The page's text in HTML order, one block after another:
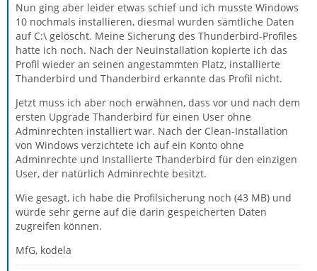
Nun ging aber leider etwas schief und ich musste Windows
10 nochmals installieren, diesmal wurden sämtliche Daten
auf C:\ gelöscht. Meine Sicherung des Thunderbird-Profiles
hatte ich noch. Nach der Neuinstallation kopierte ich das
Profil wieder an seinen angestammten Platz, installierte
Thanderbird und Thanderbird erkannte das Profil nicht.
Jetzt muss ich aber noch erwähnen, dass vor und nach dem
ersten Upgrade Thanderbird für einen User ohne
Adminrechten installiert war. Nach der Clean-Installation
von Windows verzichtete ich auf ein Konto ohne
Adminrechte und Installierte Thanderbird für den einzigen
User, der natürlich Adminrechte besitzt.
Wie gesagt, ich habe die Profilsicherung noch (43 MB) und
würde sehr gerne auf die darin gespeicherten Daten
zugreifen können.
MfG, kodela